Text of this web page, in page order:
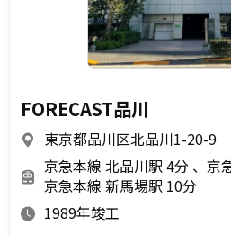
FORECAST品川
東京都品川区北品川1-20-9
京急本線 北品川駅 4分
京
京急本線 新馬場駅 10分
1989年竣工